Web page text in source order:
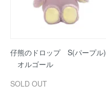
仔熊のドロップ S(パープル)
オルゴール
SOLD OUT